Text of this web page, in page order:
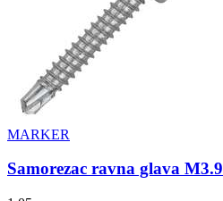
MARKER
Samorezac ravna glava M3.9